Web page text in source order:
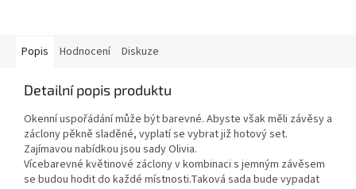
Popis Hodnocení Diskuze
Detailní popis produktu
Okenní uspořádání může být barevné. Abyste však měli závěsy a
záclony pěkně sladěné, vyplatí se vybrat již hotový set.
Zajímavou nabídkou jsou sady Olivia.
Vícebarevné květinové záclony v kombinaci s jemným závěsem
se budou hodit do každé místnosti.Taková sada bude vypadat